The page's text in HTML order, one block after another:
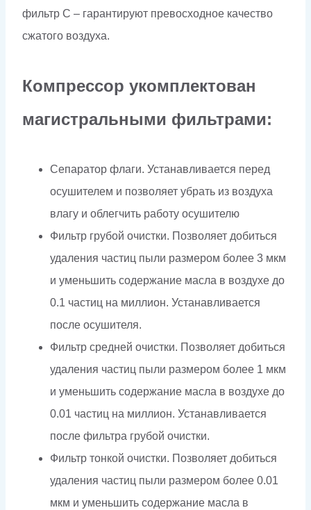
фильтр C – гарантируют превосходное качество
сжатого воздуха.
Компрессор укомплектован
магистральными фильтрами:
Сепаратор флаги. Устанавливается перед
осушителем и позволяет убрать из воздуха
влагу и облегчить работу осушителю
Фильтр грубой очистки. Позволяет добиться
удаления частиц пыли размером более 3 мкм
и уменьшить содержание масла в воздухе до
0.1 частиц на миллион. Устанавливается
после осушителя.
Фильтр средней очистки. Позволяет добиться
удаления частиц пыли размером более 1 мкм
и уменьшить содержание масла в воздухе до
0.01 частиц на миллион. Устанавливается
после фильтра грубой очистки.
Фильтр тонкой очистки. Позволяет добиться
удаления частиц пыли размером более 0.01
мкм и уменьшить содержание масла в